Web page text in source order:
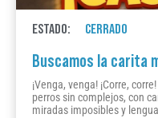
ESTADO: CERRADO
Buscamos la carita
¡Venga, venga! ¡Corre,
perros sin complejos, con
miradas imposibles y